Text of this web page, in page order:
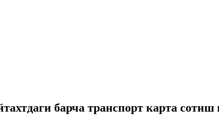
барча транспорт карта